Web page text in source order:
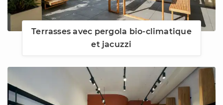
Terrasses avec pergola bio-climatique
et jacuzzi